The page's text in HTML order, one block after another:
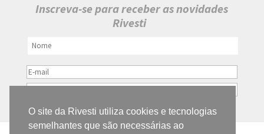
Inscreva-se para receber as novidades
Rivesti
O site da Rivesti utiliza cookies e tecnologias
semelhantes que são necessárias ao